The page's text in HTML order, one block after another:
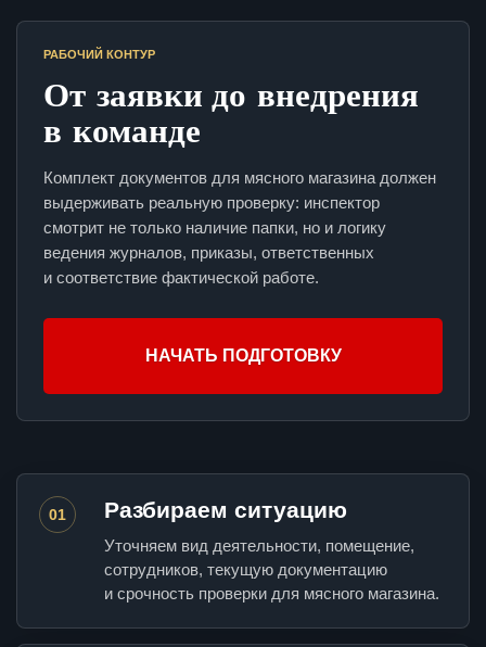
РАБОЧИЙ КОНТУР
От заявки до внедрения
в команде
Комплект документов для мясного магазина должен
выдерживать реальную проверку: инспектор
смотрит не только наличие папки, но и логику
ведения журналов, приказы, ответственных
и соответствие фактической работе.
НАЧАТЬ ПОДГОТОВКУ
01 Разбираем ситуацию
Уточняем вид деятельности, помещение,
сотрудников, текущую документацию
и срочность проверки для мясного магазина.